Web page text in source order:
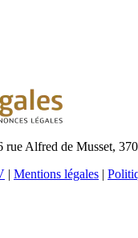
Alfred de Musset,
| Mentions légales |